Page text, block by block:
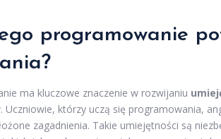
programowanie
ma kluczowe znaczenie w rozwijaniu
. Uczniowie, którzy uczą się programowania,
zagadnienia. Takie umiejętności są